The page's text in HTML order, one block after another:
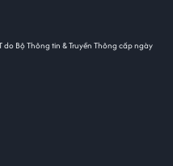
do Bộ Thông tin & Truyền Thông cấp ngày